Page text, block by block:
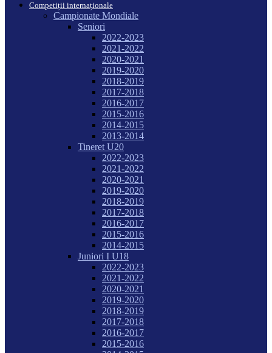
Competiții internaționale
Campionate Mondiale
Seniori
2022-2023
2021-2022
2020-2021
2019-2020
2018-2019
2017-2018
2016-2017
2015-2016
2014-2015
2013-2014
Tineret U20
2022-2023
2021-2022
2020-2021
2019-2020
2018-2019
2017-2018
2016-2017
2015-2016
2014-2015
Juniori I U18
2022-2023
2021-2022
2020-2021
2019-2020
2018-2019
2017-2018
2016-2017
2015-2016